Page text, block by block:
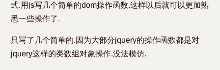
式.用js写几个简单的dom操作函数.这样以后就可以更加熟
悉一些操作了.
只写了几个简单的.因为大部分jquery的操作函数都是对
jquery这样的类数组对象操作.没法模仿.